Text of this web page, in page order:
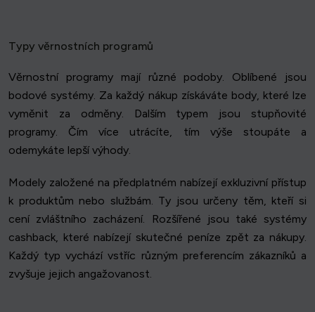
Typy věrnostních programů
Věrnostní programy mají různé podoby. Oblíbené jsou
bodové systémy. Za každý nákup získáváte body, které lze
vyměnit za odměny. Dalším typem jsou stupňovité
programy. Čím více utrácíte, tím výše stoupáte a
odemykáte lepší výhody.
Modely založené na předplatném nabízejí exkluzivní přístup
k produktům nebo službám. Ty jsou určeny těm, kteří si
cení zvláštního zacházení. Rozšířené jsou také systémy
cashback, které nabízejí skutečné peníze zpět za nákupy.
Každý typ vychází vstříc různým preferencím zákazníků a
zvyšuje jejich angažovanost.